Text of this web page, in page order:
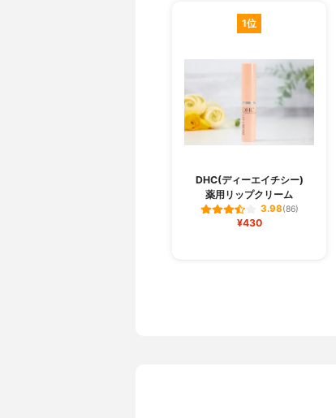
1位
DHC(ディーエイチシー)
薬用リップクリーム
3.98(86)
¥430